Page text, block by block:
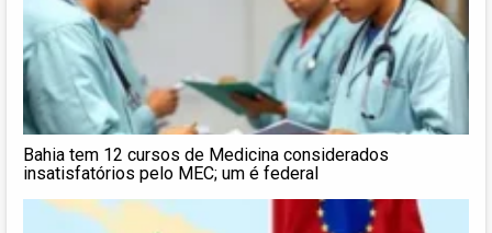
Bahia tem 12 cursos de Medicina considerados
insatisfatórios pelo MEC; um é federal